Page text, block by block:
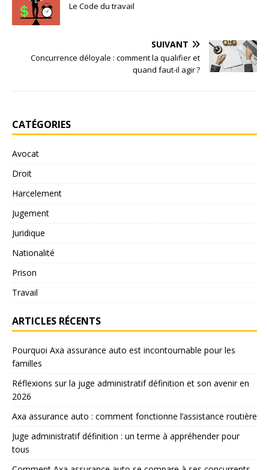
Le Code du travail
SUIVANT
Concurrence déloyale : comment la qualifier et
quand faut-il agir ?
CATÉGORIES
Avocat
Droit
Harcelement
Jugement
Juridique
Nationalité
Prison
Travail
ARTICLES RÉCENTS
Pourquoi Axa assurance auto est incontournable pour les
familles
Réflexions sur la juge administratif définition et son avenir en
2026
Axa assurance auto : comment fonctionne l’assistance routière
Juge administratif définition : un terme à appréhender pour
tous